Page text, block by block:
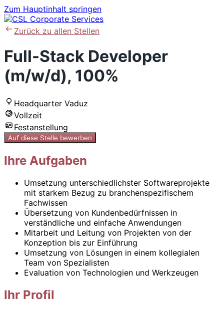
Zum Hauptinhalt springen
Zurück zu allen Stellen
Full-Stack Developer
(m/w/d), 100%
Headquarter Vaduz
Vollzeit
Festanstellung
Auf diese Stelle bewerben
Ihre Aufgaben
Umsetzung unterschiedlichster Softwareprojekte
mit starkem Bezug zu branchenspezifischem
Fachwissen
Übersetzung von Kundenbedürfnissen in
verständliche und einfache Anwendungen
Mitarbeit und Leitung von Projekten von der
Konzeption bis zur Einführung
Umsetzung von Lösungen in einem kollegialen
Team von Spezialisten
Evaluation von Technologien und Werkzeugen
Ihr Profil